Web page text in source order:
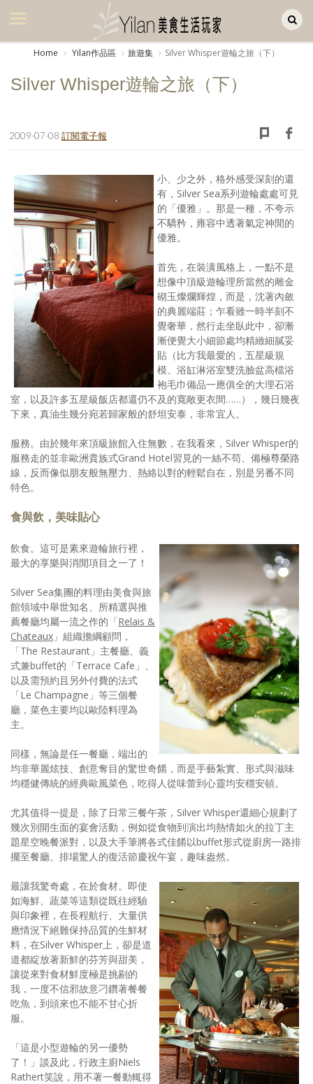
美食集
生活風
書房集
日記簿
餐桌週記
享樂隨手拍
照相簿
影音區
創意出版服務
歷史區
關於Yilan
個人著作
合作與代言
訂閱電子報
Home Yilan作品區 旅遊集 Silver Whisper遊輪之旅（下）
Silver Whisper遊輪之旅（下）
2009-07-08 訂閱電子報
小、少之外，格外感受深刻的還
有，Silver Sea系列遊輪處處可見
的「優雅」。那是一種，不夸示
不驕矜，雍容中透著氣定神閒的
優雅。
首先，在裝潢風格上，一點不是
想像中頂級遊輪理所當然的雕金
砌玉燦爛輝煌，而是，沈著內斂
的典麗端莊；乍看雖一時半刻不
覺奢華，然行走坐臥此中，卻漸
漸便覺大小細節處均精緻細膩妥
貼（比方我最愛的，五星級規
模、浴缸淋浴室雙洗臉盆高檔浴
袍毛巾備品一應俱全的大理石浴
室，以及許多五星級飯店都還仍不及的寬敞更衣間……），幾日幾夜
下來，真油生幾分宛若歸家般的舒坦安泰，非常宜人。
服務。由於幾年來頂級旅館入住無數，在我看來，Silver Whisper的
服務走的並非歐洲貴族式Grand Hotel習見的一絲不苟、備極尊榮路
線，反而像似朋友般無壓力、熱絡以對的輕鬆自在，別是另番不同
特色。
食與飲，美味貼心
飲食。這可是素來遊輪旅行裡，
最大的享樂與消閒項目之一了！
Silver Sea集團的料理由美食與旅
館領域中舉世知名、所精選與推
薦餐廳均屬一流之作的「Relais &
Chateaux 」組織擔綱顧問，
「The Restaurant」主餐廳、義
式兼buffet的「Terrace Cafe」、
以及需預約且另外付費的法式
「Le Champagne」等三個餐
廳，菜色主要均以歐陸料理為
主。
同樣，無論是任一餐廳，端出的
均非華麗炫技、創意奪目的驚世奇餚，而是手藝紮實、形式與滋味
均穩健傳統的經典歐風菜色，吃得人從味蕾到心靈均安穩安頓。
尤其值得一提是，除了日常三餐午茶，Silver Whisper還細心規劃了
幾次別開生面的宴會活動，例如從食物到演出均熱情如火的拉丁主
題星空晚餐派對，以及大手筆將各式佳餚以buffet形式從廚房一路排
擺至餐廳、排場驚人的復活節慶祝午宴，趣味盎然。
最讓我驚奇處，在於食材。即使
如海鮮、蔬菜等這類從既往經驗
與印象裡，在長程航行、大量供
應情況下絕難保持品質的生鮮材
料，在Silver Whisper上，卻是道
道都綻放著新鮮的芬芳與甜美，
讓從來對食材鮮度極是挑剔的
我，一度不信邪故意刁鑽著餐餐
吃魚，到頭來也不能不甘心折
服。
「這是小型遊輪的另一優勢
了！」談及此，行政主廚Niels
Rathert笑說，用不著一餐動輒得